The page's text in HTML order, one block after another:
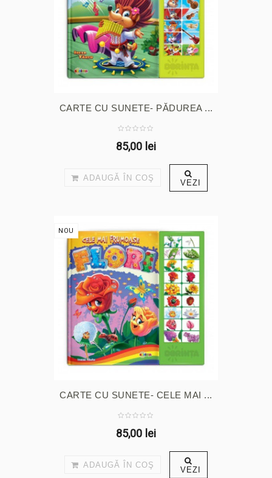
CARTE CU SUNETE- PĂDUREA ...
85,00 lei
ADAUGĂ ÎN COŞ VEZI
NOU
CARTE CU SUNETE- CELE MAI ...
85,00 lei
ADAUGĂ ÎN COŞ VEZI